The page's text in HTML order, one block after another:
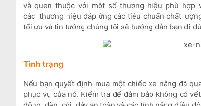
và quen thuộc với một số thương hiệu phù hợp
các thương hiệu đáp ứng các tiêu chuẩn chất
tối ưu và tin tưởng chúng tôi sẽ hướng dẫn bạn đi
Tình trạng
Nếu bạn quyết định mua một chiếc xe nâng đã
phục vụ của nó. Kiểm tra để đảm bảo không có